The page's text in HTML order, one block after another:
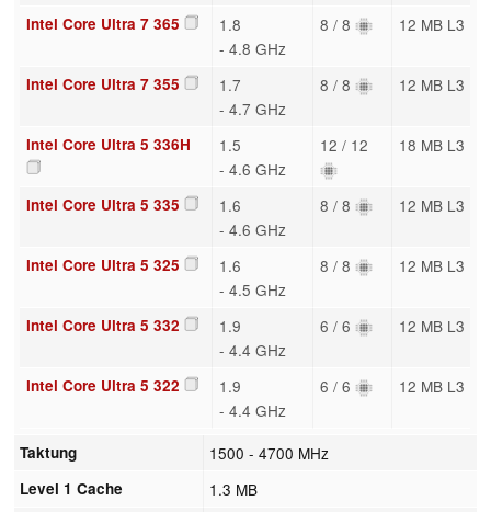
Intel Core Ultra 7 365
1.8
- 4.8 GHz
8 / 8 12 MB L3
Intel Core Ultra 7 355
1.7
- 4.7 GHz
8 / 8 12 MB L3
Intel Core Ultra 5 336H
1.5
- 4.6 GHz
12 / 12 18 MB L3
Intel Core Ultra 5 335
1.6
- 4.6 GHz
8 / 8 12 MB L3
Intel Core Ultra 5 325
1.6
- 4.5 GHz
8 / 8 12 MB L3
Intel Core Ultra 5 332
1.9
- 4.4 GHz
6 / 6 12 MB L3
Intel Core Ultra 5 322
1.9
- 4.4 GHz
6 / 6 12 MB L3
Taktung 1500 - 4700 MHz
Level 1 Cache 1.3 MB